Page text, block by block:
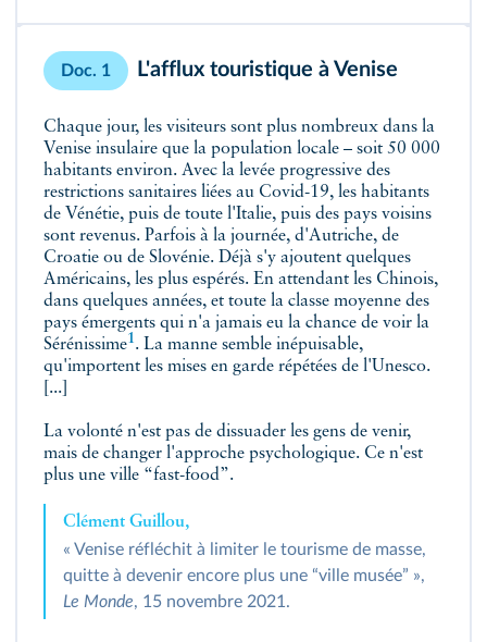
Doc. 1 L'afflux touristique à Venise
Chaque jour, les visiteurs sont plus nombreux dans la
Venise insulaire que la population locale – soit 50 000
habitants environ. Avec la levée progressive des
restrictions sanitaires liées au Covid-19, les habitants
de Vénétie, puis de toute l'Italie, puis des pays voisins
sont revenus. Parfois à la journée, d'Autriche, de
Croatie ou de Slovénie. Déjà s'y ajoutent quelques
Américains, les plus espérés. En attendant les Chinois,
dans quelques années, et toute la classe moyenne des
pays émergents qui n'a jamais eu la chance de voir la
Sérénissime1. La manne semble inépuisable,
qu'importent les mises en garde répétées de l'Unesco.
[...]
La volonté n'est pas de dissuader les gens de venir,
mais de changer l'approche psychologique. Ce n'est
plus une ville “fast-food”.
Clément Guillou,
« Venise réfléchit à limiter le tourisme de masse,
quitte à devenir encore plus une “ville musée” »,
Le Monde, 15 novembre 2021.